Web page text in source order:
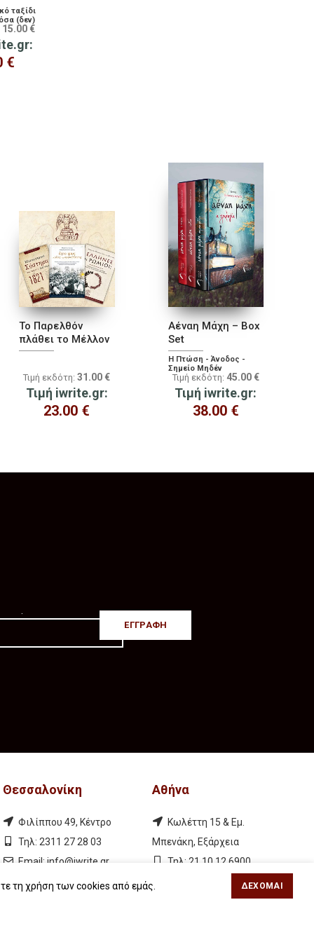
ταξίδι
(δεν)
15.00 €
€
Το Παρελθόν
πλάθει το Μέλλον
Τιμή εκδότη:31.00 €
Τιμή iwrite.gr:
23.00 €
Αέναη Μάχη – Box
Set
Η Πτώση - Άνοδος -
Σημείο Μηδέν
Τιμή εκδότη: 45.00 €
Τιμή iwrite.gr:
38.00 €
.
Θεσσαλονίκη
Φιλίππου 49, Κέντρο
Τηλ: 2311 27 28 03
Εmail: info@iwrite.gr
Αθήνα
Κωλέττη 15 & Εμ.
Μπενάκη, Εξάρχεια
Τηλ: 21 10 12 6900
info@iwrite.gr
τη χρήση των cookies από εμάς. ΔΈΧΟΜΑΙ